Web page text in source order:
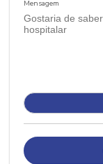
Mensagem